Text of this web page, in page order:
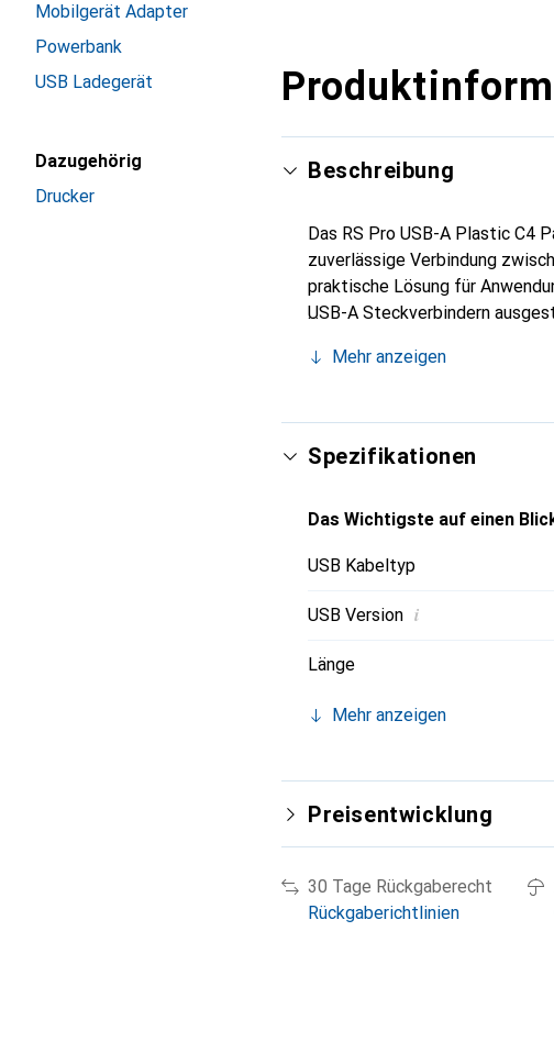
Mobilgerät Adapter
Powerbank
USB Ladegerät
Dazugehörig
Drucker
Beschreibung
Das RS Pro USB-A Plastic C4
zuverlässige Verbindung
praktische Lösung für
USB-A Steckverbindern
1.1 und USB 1.0, was es zu
Dieses Kabel ist ideal für den
Datenübertragung erforderlich
Mehr anzeigen
Spezifikationen
Das Wichtigste auf einen
USB Kabeltyp
USB Version i
Länge
Mehr anzeigen
Preisentwicklung
30 Tage Rückgaberecht
Rückgaberichtlinien